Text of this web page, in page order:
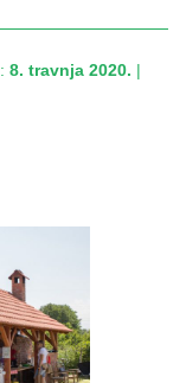
8. travnja 2020. |